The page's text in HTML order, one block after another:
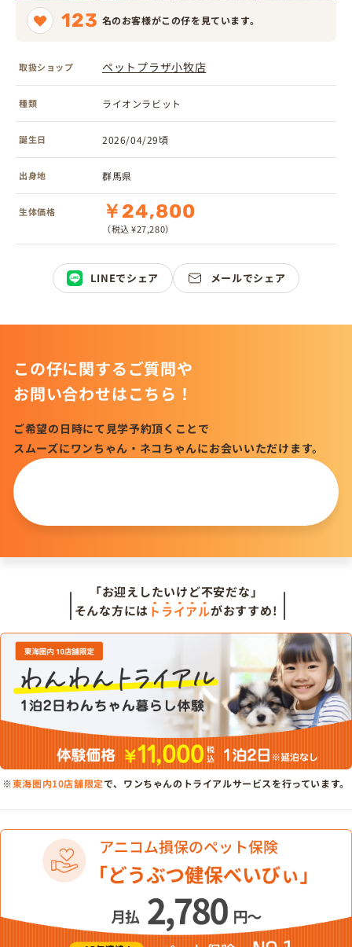
123 名のお客様がこの仔を見ています。
取扱ショップ ペットプラザ小牧店
種類 ライオンラビット
誕生日 2026/04/29頃
出身地 群馬県
生体価格 ￥24,800
（税込 ¥27,280）
LINEでシェア メールでシェア
この仔に関するご質問や
お問い合わせはこちら！
ご希望の日時にて見学予約頂くことで
スムーズにワンちゃん・ネコちゃんにお会いいただけます。
「お迎えしたいけど不安だな」
そんな方には トライアルがおすすめ!
※東海圏内10店舗限定で、ワンちゃんのトライアルサービスを行っています。